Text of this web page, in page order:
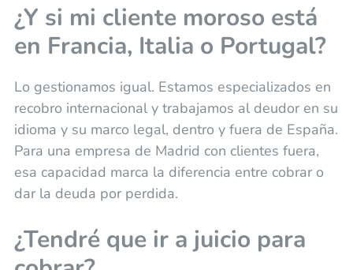
¿Y si mi cliente moroso está
en Francia, Italia o Portugal?
Lo gestionamos igual. Estamos especializados en
recobro internacional y trabajamos al deudor en su
idioma y su marco legal, dentro y fuera de España.
Para una empresa de Madrid con clientes fuera,
esa capacidad marca la diferencia entre cobrar o
dar la deuda por perdida.
¿Tendré que ir a juicio para